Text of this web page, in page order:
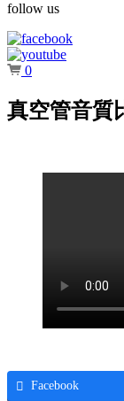
follow us
0
真空管音質
Facebook